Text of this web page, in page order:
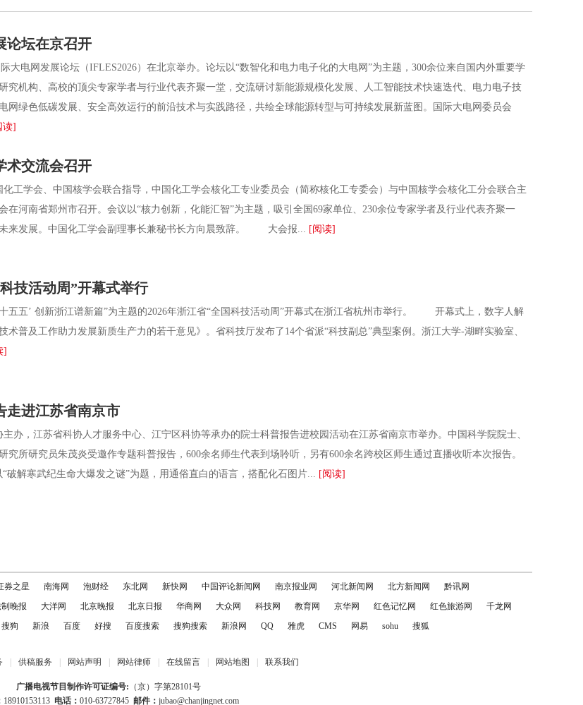
论坛在京召开
电网发展论坛（IFLES2026）在北京举办。论坛以“数智化和电力电子化的大电网”为主题，300余位来自国内外重要学
究机构、高校的顶尖专家学者与行业代表齐聚一堂，交流研讨新能源规模化发展、人工智能技术快速迭代、电力电子技
网绿色低碳发展、安全高效运行的前沿技术与实践路径，共绘全球能源转型与可持续发展新蓝图。国际大电网委员会
读]
术交流会召开
学会、中国核学会联合指导，中国化工学会核化工专业委员会（简称核化工专委会）与中国核学会核化工分会联合主
在河南省郑州市召开。会议以“核力创新，化能汇智”为主题，吸引全国69家单位、230余位专家学者及行业代表齐聚一
来发展。中国化工学会副理事长兼秘书长方向晨致辞。 大会报... [阅读]
技活动周”开幕式举行
五五’ 创新浙江谱新篇”为主题的2026年浙江省“全国科技活动周”开幕式在浙江省杭州市举行。 开幕式上，数字人解
术普及工作助力发展新质生产力的若干意见》。省科技厅发布了14个省派“科技副总”典型案例。浙江大学-湖畔实验室、
]
走进江苏省南京市
，江苏省科协人才服务中心、江宁区科协等承办的院士科普报告进校园活动在江苏省南京市举办。中国科学院院士、
究所研究员朱茂炎受邀作专题科普报告，600余名师生代表到场聆听，另有600余名跨校区师生通过直播收听本次报告。
解寒武纪生命大爆发之谜”为题，用通俗直白的语言，搭配化石图片... [阅读]
券之星 南海网 泡财经 东北网 新快网 中国评论新闻网 南京报业网 河北新闻网 北方新闻网
黔讯网
晚报 大洋网 北京晚报 北京日报 华商网 大众网 科技网 教育网 京华网 红色记忆网 红色旅游网
千龙网
搜狗 新浪 百度 好搜 百度搜索 搜狗搜索 新浪网 QQ 雅虎 CMS 网易 sohu 搜狐
| 供稿服务 | 网站声明 | 网站律师 | 在线留言 | 网站地图 | 联系我们
广播电视节目制作许可证编号: （京）字第28101号
18910153113 电话： 010-63727845 邮件： jubao@chanjingnet.com